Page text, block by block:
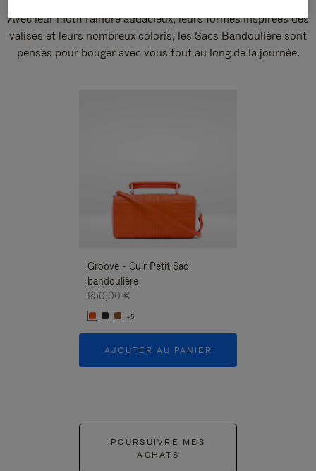
Avec leur motif rainuré audacieux, leurs formes inspirées des
valises et leurs nombreux coloris, les Sacs Bandoulière sont
pensés pour bouger avec vous tout au long de la journée.
Groove - Cuir Petit Sac
bandoulière
950,00 €
+5
AJOUTER AU PANIER
POURSUIVRE MES
ACHATS